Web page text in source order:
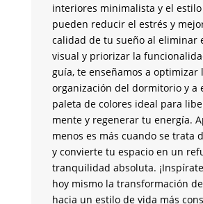
interiores minimalista y el
pueden reducir el estrés y
calidad de tu sueño al eliminar
visual y priorizar la
guía, te enseñamos a optimizar
organización del dormitorio y a
paleta de colores ideal para
mente y regenerar tu energía.
menos es más cuando se trata
y convierte tu espacio en un
tranquilidad absoluta.
hoy mismo la transformación
hacia un estilo de vida más